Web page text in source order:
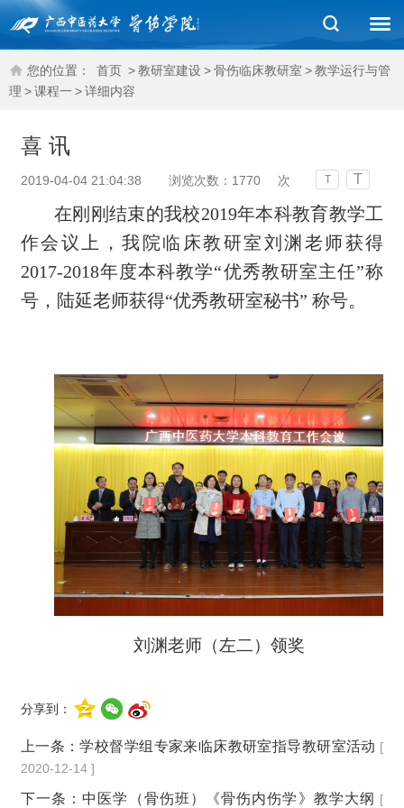
您的位置： 首页 >教研室建设 >骨伤临床教研室 >教学运行与管
理 >课程一 >详细内容
喜 讯
2019-04-04 21:04:38 浏览次数： 1770 次 T T
在刚刚结束的我校2019年本科教育教学工
作会议上，我院临床教研室刘渊老师获得
2017-2018年度本科教学“优秀教研室主任”称
号，陆延老师获得“优秀教研室秘书” 称号。
刘渊老师（左二）领奖
分享到：
上一条：学校督学组专家来临床教研室指导教研室活动 [
2020-12-14 ]
下一条： 中医学（骨伤班）《骨伤内伤学》教学大纲 [